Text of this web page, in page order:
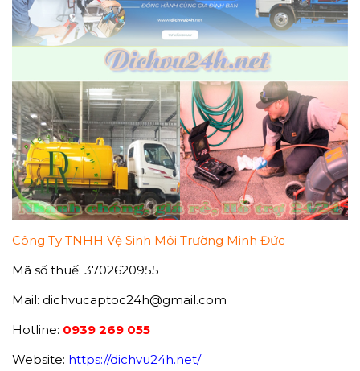
Công Ty TNHH Vệ Sinh Môi Trường Minh Đức
Mã số thuế: 3702620955
Mail: dichvucaptoc24h@gmail.com
Hotline: 0939 269 055
Website: https://dichvu24h.net/